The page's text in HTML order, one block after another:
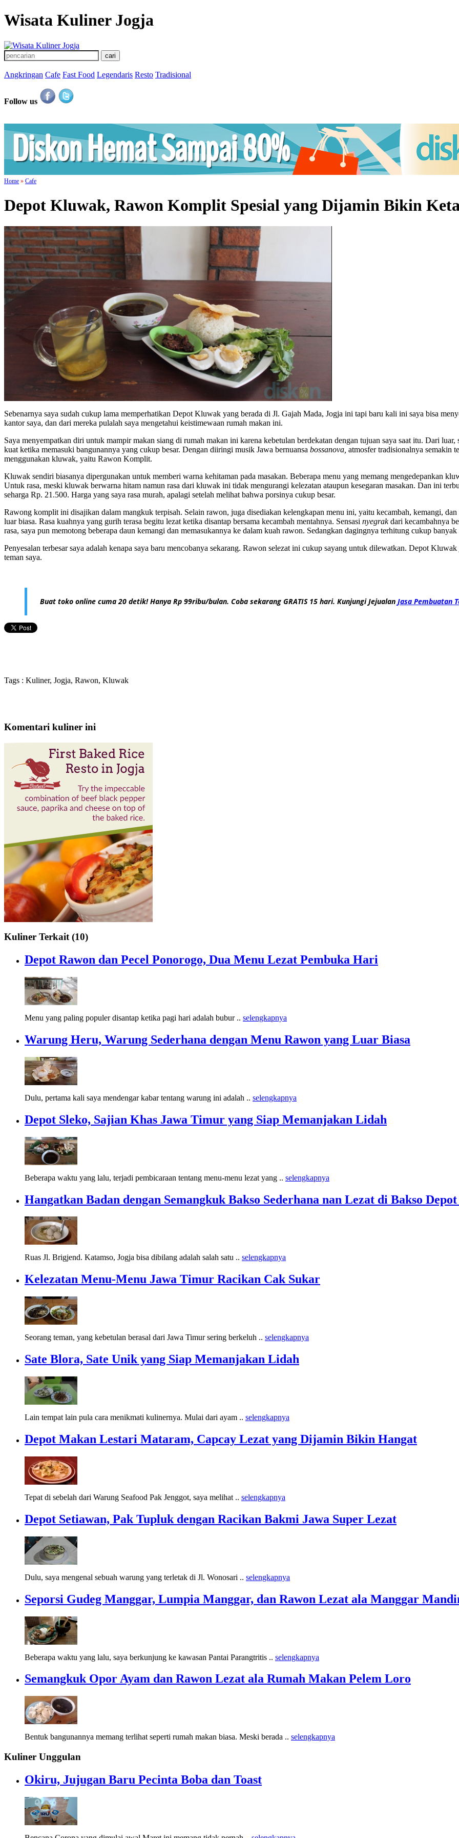
Wisata Kuliner Jogja
Angkringan Cafe Fast Food Legendaris Resto Tradisional
Follow us
Home » Cafe
Depot Kluwak, Rawon Komplit Spesial yang Dijamin Bikin
Sebenarnya saya sudah cukup lama memperhatikan Depot Kluwak yang berada di Jl. Gajah Mada, Jogja ini tapi baru kali ini saya bisa
kantor saya, dan dari mereka pulalah saya mengetahui keistimewaan rumah makan ini.
Saya menyempatkan diri untuk mampir makan siang di rumah makan ini karena kebetulan berdekatan dengan tujuan saya saat itu. Dari luar,
kuat ketika memasuki bangunannya yang cukup besar. Dengan diiringi musik Jawa bernuansa bossanova, atmosfer tradisionalnya semakin
menggunakan kluwak, yaitu Rawon Komplit.
Kluwak sendiri biasanya dipergunakan untuk memberi warna kehitaman pada masakan. Beberapa menu yang memang mengedepankan
Untuk rasa, meski kluwak berwarna hitam namun rasa dari kluwak ini tidak mengurangi kelezatan ataupun kesegaran masakan. Dan ini
seharga Rp. 21.500. Harga yang saya rasa murah, apalagi setelah melihat bahwa porsinya cukup besar.
Rawong komplit ini disajikan dalam mangkuk terpisah. Selain rawon, juga disediakan kelengkapan menu ini, yaitu kecambah, kemangi,
luar biasa. Rasa kuahnya yang gurih terasa begitu lezat ketika disantap bersama kecambah mentahnya. Sensasi nyegrakdari kecambahnya
rasa, saya pun memotong beberapa daun kemangi dan memasukannya ke dalam kuah rawon. Sedangkan dagingnya terhitung cukup
Penyesalan terbesar saya adalah kenapa saya baru mencobanya sekarang. Rawon selezat ini cukup sayang untuk dilewatkan. Depot
teman saya.
Buat toko online cuma 20 detik! Hanya Rp 99ribu/bulan. Coba sekarang GRATIS 15 hari. Kunjungi Jejualan Jasa Pembuatan
Tags : Kuliner, Jogja, Rawon, Kluwak
Komentari kuliner ini
Kuliner Terkait (10)
Depot Rawon dan Pecel Ponorogo, Dua Menu Lezat Pembuka Hari
Menu yang paling populer disantap ketika pagi hari adalah bubur .. selengkapnya
Warung Heru, Warung Sederhana dengan Menu Rawon yang Luar Biasa
Dulu, pertama kali saya mendengar kabar tentang warung ini adalah .. selengkapnya
Depot Sleko, Sajian Khas Jawa Timur yang Siap Memanjakan Lidah
Beberapa waktu yang lalu, terjadi pembicaraan tentang menu-menu lezat yang .. selengkapnya
Hangatkan Badan dengan Semangkuk Bakso Sederhana nan Lezat di Bakso Depot
Ruas Jl. Brigjend. Katamso, Jogja bisa dibilang adalah salah satu .. selengkapnya
Kelezatan Menu-Menu Jawa Timur Racikan Cak Sukar
Seorang teman, yang kebetulan berasal dari Jawa Timur sering berkeluh .. selengkapnya
Sate Blora, Sate Unik yang Siap Memanjakan Lidah
Lain tempat lain pula cara menikmati kulinernya. Mulai dari ayam .. selengkapnya
Depot Makan Lestari Mataram, Capcay Lezat yang Dijamin Bikin Hangat
Tepat di sebelah dari Warung Seafood Pak Jenggot, saya melihat .. selengkapnya
Depot Setiawan, Pak Tupluk dengan Racikan Bakmi Jawa Super Lezat
Dulu, saya mengenal sebuah warung yang terletak di Jl. Wonosari .. selengkapnya
Seporsi Gudeg Manggar, Lumpia Manggar, dan Rawon Lezat ala Manggar
Beberapa waktu yang lalu, saya berkunjung ke kawasan Pantai Parangtritis .. selengkapnya
Semangkuk Opor Ayam dan Rawon Lezat ala Rumah Makan Pelem Loro
Bentuk bangunannya memang terlihat seperti rumah makan biasa. Meski berada .. selengkapnya
Kuliner Unggulan
Okiru, Jujugan Baru Pecinta Boba dan Toast